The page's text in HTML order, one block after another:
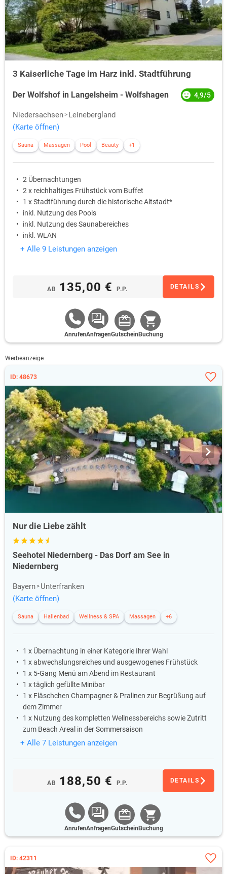
3 Kaiserliche Tage im Harz inkl. Stadtführung
Der Wolfshof in Langelsheim - Wolfshagen 4,9/5
Niedersachsen
Leinebergland
(Karte öffnen)
Sauna Massagen Pool Beauty +1
2 Übernachtungen
2 x reichhaltiges Frühstück vom Buffet
1 x Stadtführung durch die historische Altstadt*
inkl. Nutzung des Pools
inkl. Nutzung des Saunabereiches
inkl. WLAN
+ Alle 9 Leistungen anzeigen
AB 135,00 € P.P. DETAILS
AnrufenAnfragenGutschein Buchung
Werbeanzeige
ID: 48673
Nur die Liebe zählt
Seehotel Niedernberg - Das Dorf am See in
Niedernberg
Bayern
Unterfranken
(Karte öffnen)
Sauna Hallenbad Wellness & SPA Massagen +6
1 x Übernachtung in einer Kategorie Ihrer Wahl
1 x abwechslungsreiches und ausgewogenes Frühstück
1 x 5-Gang Menü am Abend im Restaurant
1 x täglich gefüllte Minibar
1 x Fläschchen Champagner & Pralinen zur Begrüßung auf
dem Zimmer
1 x Nutzung des kompletten Wellnessbereichs sowie Zutritt
zum Beach Areal in der Sommersaison
+ Alle 7 Leistungen anzeigen
AB 188,50 € P.P. DETAILS
AnrufenAnfragenGutschein Buchung
ID: 42311